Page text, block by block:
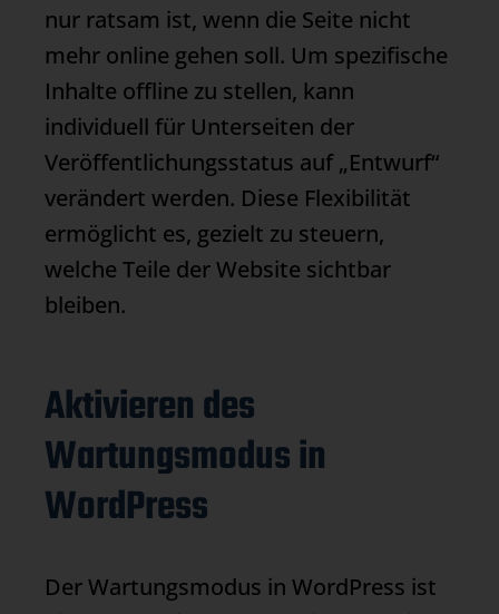
nur ratsam ist, wenn die Seite nicht
mehr online gehen soll. Um spezifische
Inhalte offline zu stellen, kann
individuell für Unterseiten der
Veröffentlichungsstatus auf „Entwurf“
verändert werden. Diese Flexibilität
ermöglicht es, gezielt zu steuern,
welche Teile der Website sichtbar
bleiben.
Aktivieren des
Wartungsmodus in
WordPress
DerWartungsmodus in WordPress ist